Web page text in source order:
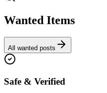
Wanted Items
All wanted posts
Safe & Verified